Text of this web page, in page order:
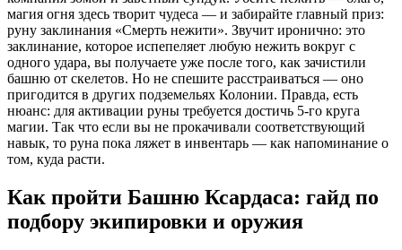
магия огня здесь творит чудеса — и забирайте главный приз:
руну заклинания «Смерть нежити». Звучит иронично: это
заклинание, которое испепеляет любую нежить вокруг с
одного удара, вы получаете уже после того, как зачистили
башню от скелетов. Но не спешите расстраиваться — оно
пригодится в других подземельях Колонии. Правда, есть
нюанс: для активации руны требуется достичь 5-го круга
магии. Так что если вы не прокачивали соответствующий
навык, то руна пока ляжет в инвентарь — как напоминание о
том, куда расти.
Как пройти Башню Ксардаса: гайд по
подбору экипировки и оружия